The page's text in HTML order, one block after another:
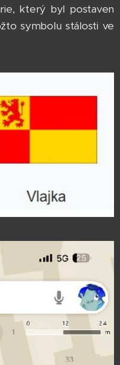
který byl postaven
symbolu stálosti ve